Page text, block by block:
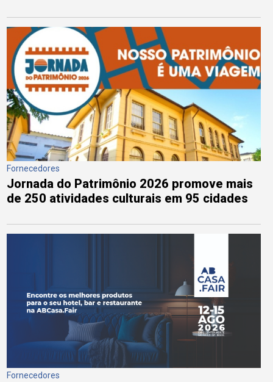
Fornecedores
Jornada do Patrimônio 2026 promove mais
de 250 atividades culturais em 95 cidades
Fornecedores